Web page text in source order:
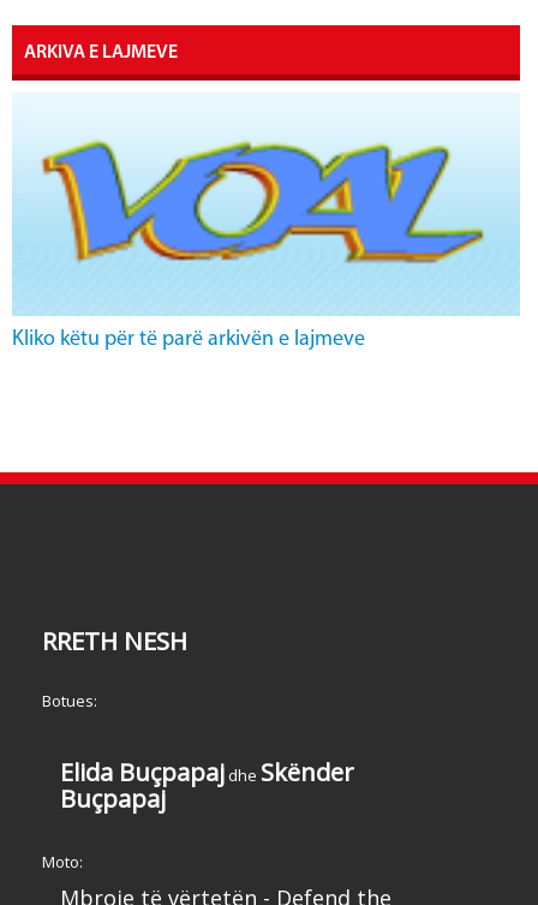
ARKIVA E LAJMEVE
Kliko këtu për të parë arkivën e lajmeve
RRETH NESH
Botues:
Elida Buçpapaj dhe Skënder
Buçpapaj
Moto:
Mbroje të vërtetën - Defend the